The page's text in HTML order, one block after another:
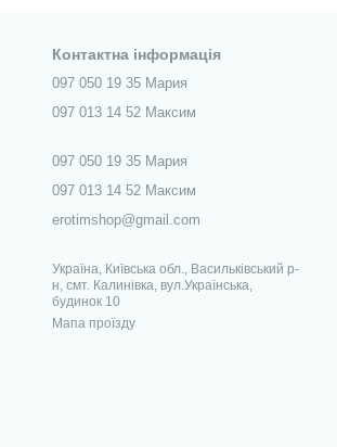
Контактна інформація
097 050 19 35 Мария
097 013 14 52 Максим
097 050 19 35 Мария
097 013 14 52 Максим
erotimshop@gmail.com
Україна, Київська обл., Васильківський р-
н, смт. Калинівка, вул.Українська,
будинок 10
Мапа проїзду